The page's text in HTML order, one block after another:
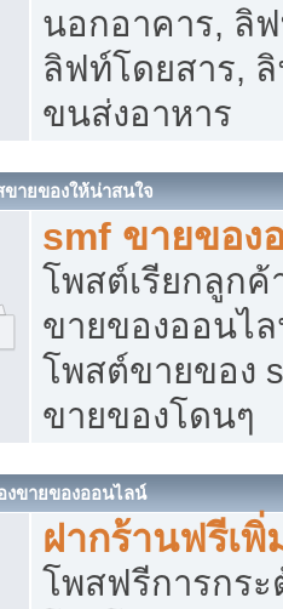
นอกอาคาร, ลิ
ลิฟท์โดยสาร,
ขนส่งอาหาร
ขายของให้น่าสนใจ
smf ขายของ
โพสต์เรียกลูกค้
ขายของออนไ
โพสต์ขายของ
ขายของโดนๆ
งขายของออนไลน์
ฝากร้านฟรีเ
โพสฟรีการกร